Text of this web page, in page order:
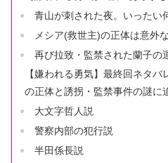
青山が刺された夜。いったい
メシア(救世主)の正体は意外
再び拉致・監禁された蘭子の
【嫌われる勇気】最終回ネタ
の正体と誘拐・監禁事件の謎に
大文字哲人説
警察内部の犯行説
半田係長説